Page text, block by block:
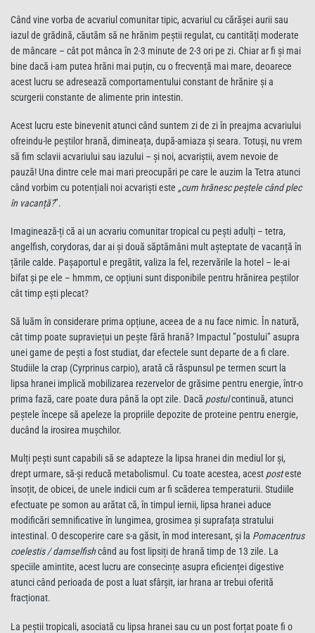
Când vine vorba de acvariul comunitar tipic, acvariul cu cărășei aurii sau
iazul de grădină, căutăm să ne hrănim peștii regulat, cu cantități moderate
de mâncare – cât pot mânca în 2-3 minute de 2-3 ori pe zi. Chiar ar fi și mai
bine dacă i-am putea hrăni mai puțin, cu o frecvență mai mare, deoarece
acest lucru se adresează comportamentului constant de hrănire și a
scurgerii constante de alimente prin intestin.
Acest lucru este binevenit atunci când suntem zi de zi în preajma acvariului
ofreindu-le peștilor hrană, dimineața, după-amiaza și seara. Totuși, nu vrem
să fim sclavii acvariului sau iazului – și noi, acvariștii, avem nevoie de
pauză! Una dintre cele mai mari preocupări pe care le auzim la Tetra atunci
când vorbim cu potențiali noi acvariști este „cum hrănesc peștele când plec
în vacanță?”.
Imaginează-ți că ai un acvariu comunitar tropical cu pești adulți – tetra,
angelfish, corydoras, dar ai și două săptămâni mult așteptate de vacanță în
țările calde. Pașaportul e pregătit, valiza la fel, rezervările la hotel – le-ai
bifat și pe ele – hmmm, ce opțiuni sunt disponibile pentru hrănirea peștilor
cât timp ești plecat?
Să luăm în considerare prima opțiune, aceea de a nu face nimic. În natură,
cât timp poate supraviețui un pește fără hrană? Impactul ”postului” asupra
unei game de pești a fost studiat, dar efectele sunt departe de a fi clare.
Studiile la crap (Cyrprinus carpio), arată că răspunsul pe termen scurt la
lipsa hranei implică mobilizarea rezervelor de grăsime pentru energie, într-o
prima fază, care poate dura până la opt zile. Dacă postulcontinuă, atunci
peștele începe să apeleze la propriile depozite de proteine pentru energie,
ducând la irosirea mușchilor.
Mulți pești sunt capabili să se adapteze la lipsa hranei din mediul lor și,
drept urmare, să-și reducă metabolismul. Cu toate acestea, acest posteste
însoțit, de obicei, de unele indicii cum ar fi scăderea temperaturii. Studiile
efectuate pe somon au arătat că, în timpul iernii, lipsa hranei aduce
modificări semnificative în lungimea, grosimea și suprafața stratului
intestinal. O descoperire care s-a găsit, în mod interesant, și la Pomacentrus
coelestis / damselfishcând au fost lipsiți de hrană timp de 13 zile. La
speciile amintite, acest lucru are consecințe asupra eficienței digestive
atunci când perioada de post a luat sfârșit, iar hrana ar trebui oferită
fracționat.
La peștii tropicali, asociată cu lipsa hranei sau cu un post forțat poate fi o